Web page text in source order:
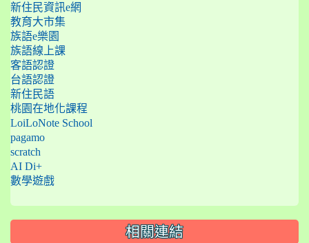
新住民資訊e網
教育大市集
族語e樂園
族語線上課
客語認證
台語認證
新住民語
桃園在地化課程
LoiLoNote School
pagamo
scratch
AI Di+
數學遊戲
相關連結